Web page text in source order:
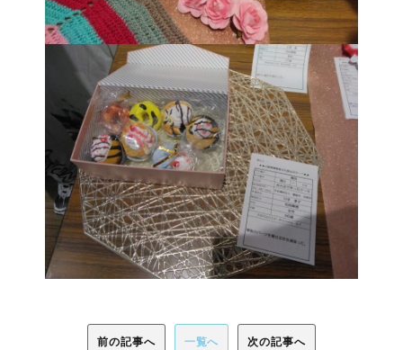
前の記事へ 一覧へ 次の記事へ